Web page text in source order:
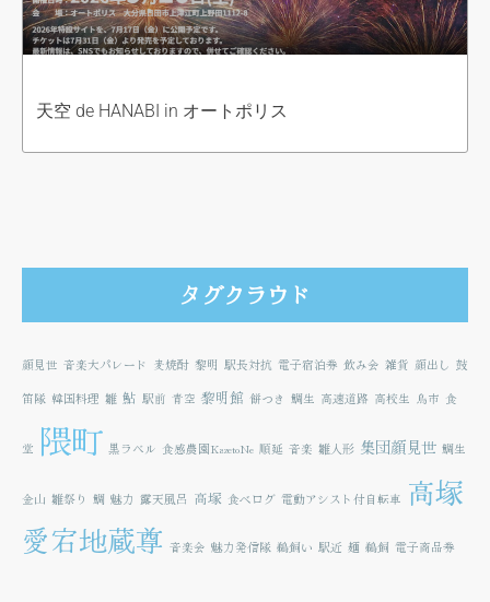
天空 de HANABI in オートポリス
タグクラウド
顔見世 音楽大パレード 麦焼酎 黎明 駅長対抗 電子宿泊券 飲み会 雑貨 顔出し 鼓
笛隊 韓国料理 雛 鮎 駅前 青空 黎明館 餅つき 鯛生 高速道路 高校生 鳥市 食
堂 隈町 黒ラベル 食感農園KazetoNe 順延 音楽 雛人形 集団顔見世 鯛生
金山 雛祭り 鯛 魅力 露天風呂 高塚 食べログ 電動アシスト付自転車 高塚
愛宕地蔵尊 音楽会 魅力発信隊 鵜飼い 駅近 麺 鵜飼 電子商品券